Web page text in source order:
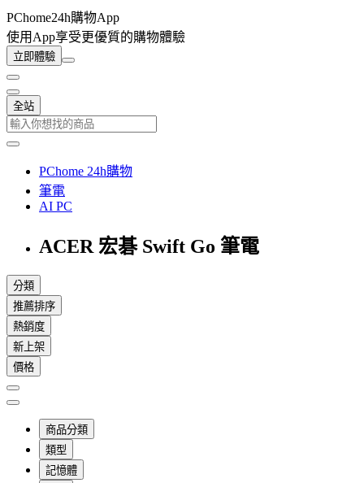
PChome24h購物App
使用App享受更優質的購物體驗
立即體驗
全站
PChome 24h購物
筆電
AI PC
ACER 宏碁 Swift Go 筆電
分類
推薦排序
熱銷度
新上架
價格
商品分類
類型
記憶體